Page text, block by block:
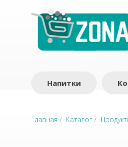
Напитки
Главная / Каталог /